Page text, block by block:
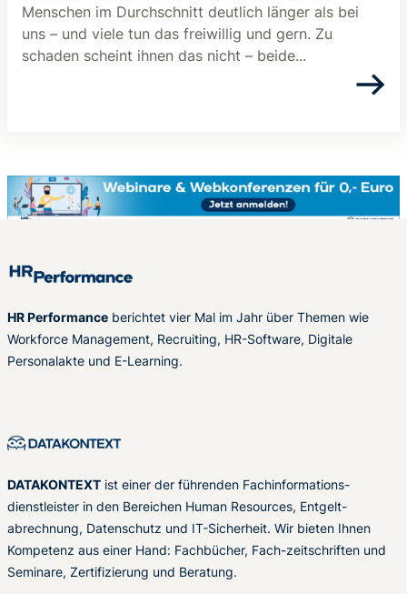
Menschen im Durchschnitt deutlich länger als bei
uns – und viele tun das freiwillig und gern. Zu
schaden scheint ihnen das nicht – beide...
HR Performance berichtet vier Mal im Jahr über Themen wie
Workforce Management, Recruiting, HR-Software, Digitale
Personalakte und E-Learning.
DATAKONTEXT ist einer der führenden Fachinformations-
dienstleister in den Bereichen Human Resources, Entgelt-
abrechnung, Datenschutz und IT-Sicherheit. Wir bieten Ihnen
Kompetenz aus einer Hand: Fachbücher, Fach-zeitschriften und
Seminare, Zertifizierung und Beratung.